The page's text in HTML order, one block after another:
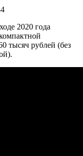
2020 года
тысяч рублей (без